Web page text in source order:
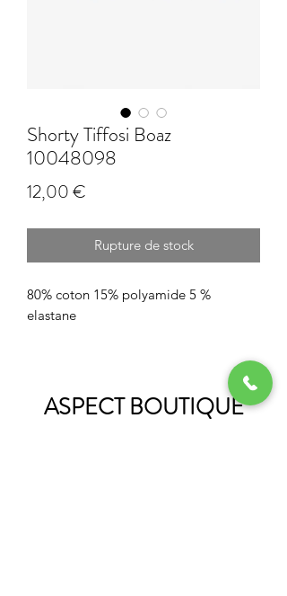
Shorty Tiffosi Boaz
10048098
12,00 €
Rupture de stock
80% coton 15% polyamide 5 %
elastane
ASPECT BOUTIQUE